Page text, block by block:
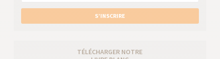
S’INSCRIRE
TÉLÉCHARGER NOTRE